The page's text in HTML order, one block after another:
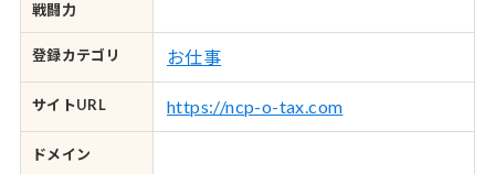
戦闘力
登録カテゴリ お仕事
サイトURL https://ncp-o-tax.com
ドメイン